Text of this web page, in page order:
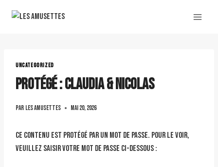
UNCATEGORIZED
Protégé : claudia & Nicolas
Par Les amusettes mai 20, 2026
Ce contenu est protégé par un mot de passe. Pour le voir,
veuillez saisir votre mot de passe ci-dessous :